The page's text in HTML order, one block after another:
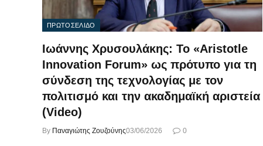
ΠΡΩΤΟΣΕΛΙΔΟ
Ιωάννης Χρυσουλάκης: Το «Aristotle
Innovation Forum» ως πρότυπο για τη
σύνδεση της τεχνολογίας με τον
πολιτισμό και την ακαδημαϊκή αριστεία
(Video)
By Παναγιώτης Ζουζούνης03/06/2026 0